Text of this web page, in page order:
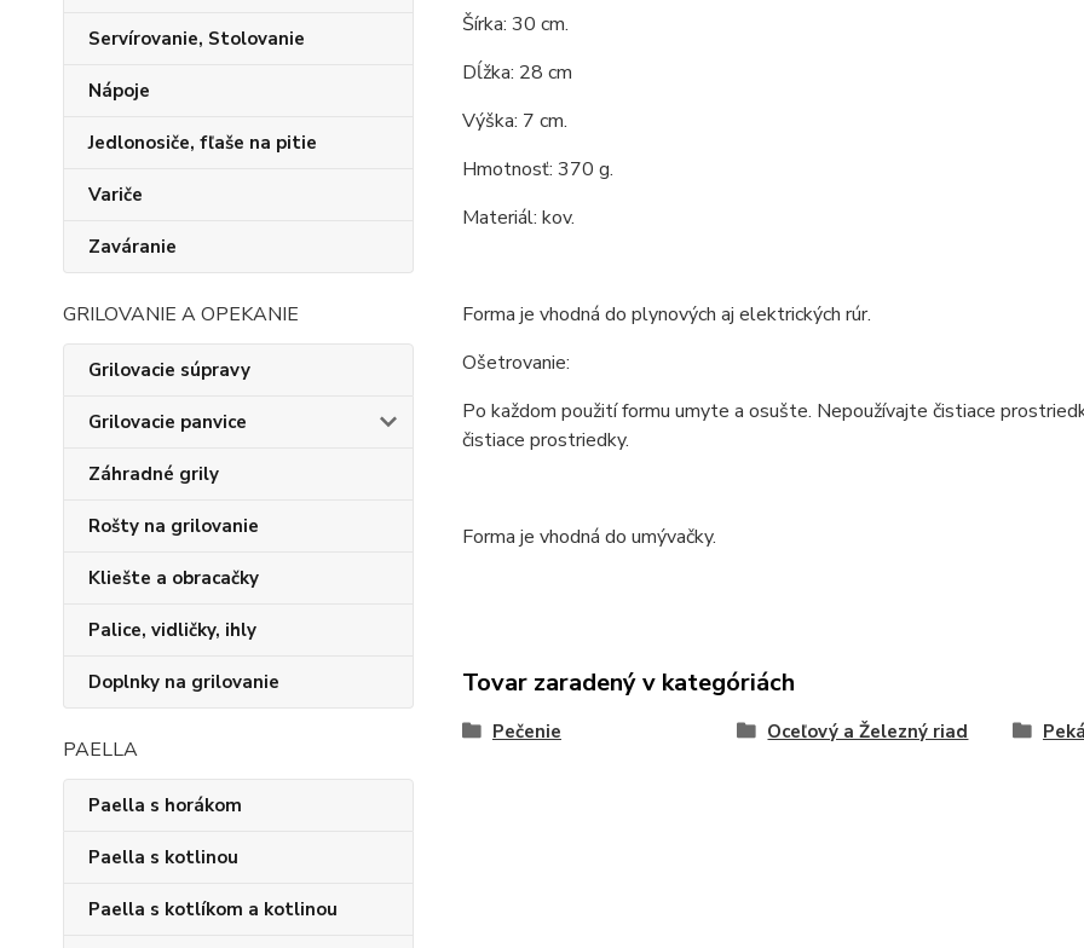
Servírovanie, Stolovanie
Nápoje
Jedlonosiče, fľaše na pitie
Variče
Zaváranie
GRILOVANIE A OPEKANIE
Grilovacie súpravy
Grilovacie panvice
Záhradné grily
Rošty na grilovanie
Kliešte a obracačky
Palice, vidličky, ihly
Doplnky na grilovanie
PAELLA
Paella s horákom
Paella s kotlinou
Paella s kotlíkom a kotlinou
Šírka: 30 cm.
Dĺžka: 28 cm
Výška: 7 cm.
Hmotnosť: 370 g.
Materiál: kov.
Forma je vhodná do plynových aj elektrických rúr.
Ošetrovanie:
Po každom použití formu umyte a osušte. Nepoužívajte čistiace
čistiace prostriedky.
Forma je vhodná do umývačky.
Tovar zaradený v kategóriách
Pečenie Oceľový a Železný riad